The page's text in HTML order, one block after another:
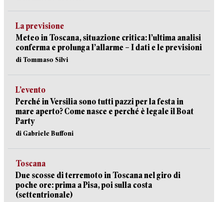
La previsione
Meteo in Toscana, situazione critica: l’ultima analisi
conferma e prolunga l’allarme – I dati e le previsioni
di Tommaso Silvi
L’evento
Perché in Versilia sono tutti pazzi per la festa in
mare aperto? Come nasce e perché è legale il Boat
Party
di Gabriele Buffoni
Toscana
Due scosse di terremoto in Toscana nel giro di
poche ore: prima a Pisa, poi sulla costa
(settentrionale)